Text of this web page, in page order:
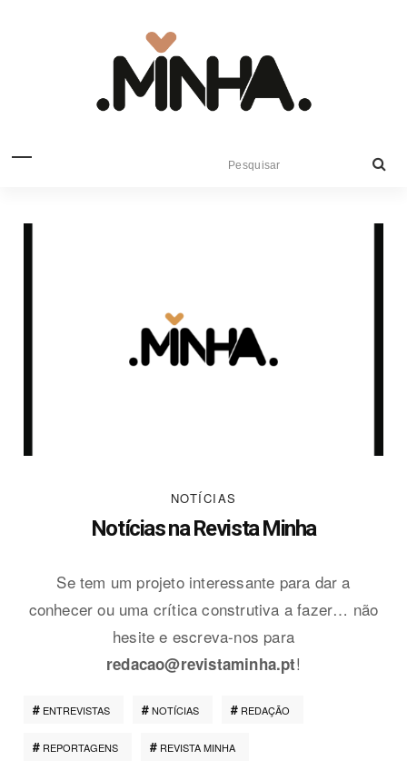
NOTÍCIAS
Notícias na Revista Minha
Se tem um projeto interessante para dar a
conhecer ou uma crítica construtiva a fazer… não
hesite e escreva-nos para
redacao@revistaminha.pt!
ENTREVISTAS NOTÍCIAS REDAÇÃO
REPORTAGENS REVISTA MINHA